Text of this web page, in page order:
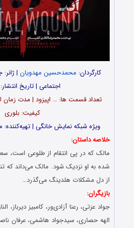
کارگردان: محمدحسین مهدویان | ژانر:
اجتماعی | تاریخ انتشار: 1403
کیفیت: بلوری
ویژه شبکه نمایش خانگی |
خلاصه داستان:
مالک که در پی انتقام از طلوعی است،
شده به او نزدیک شود. مالک می‌داند که
از دل مشکلات هلدینگ می‌گذرد…
بازیگران:
جواد عزتی، رعنا آزادی‌ور، کامبیز دیرباز،
الهه حصاری، سیدجواد هاشمی، عرفان